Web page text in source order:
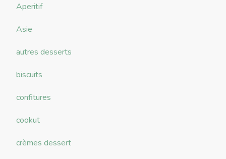
Aperitif
Asie
autres desserts
biscuits
confitures
cookut
crèmes dessert